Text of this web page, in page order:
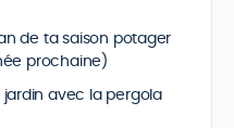
de ta saison potager
prochaine)
avec la pergola